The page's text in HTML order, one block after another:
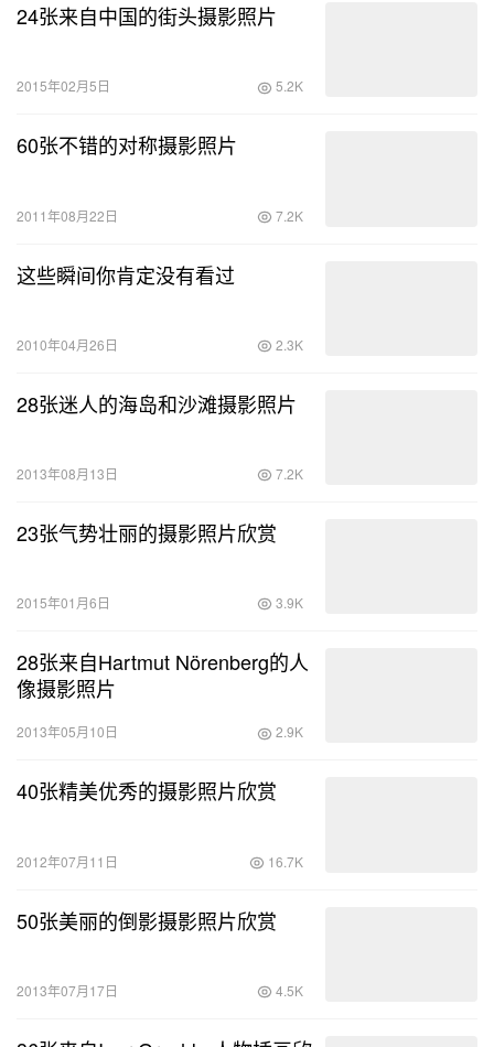
24张来自中国的街头摄影照片
2015年02月5日 5.2K
60张不错的对称摄影照片
2011年08月22日 7.2K
这些瞬间你肯定没有看过
2010年04月26日 2.3K
28张迷人的海岛和沙滩摄影照片
2013年08月13日 7.2K
23张气势壮丽的摄影照片欣赏
2015年01月6日 3.9K
28张来自Hartmut Nörenberg的人
像摄影照片
2013年05月10日 2.9K
40张精美优秀的摄影照片欣赏
2012年07月11日 16.7K
50张美丽的倒影摄影照片欣赏
2013年07月17日 4.5K